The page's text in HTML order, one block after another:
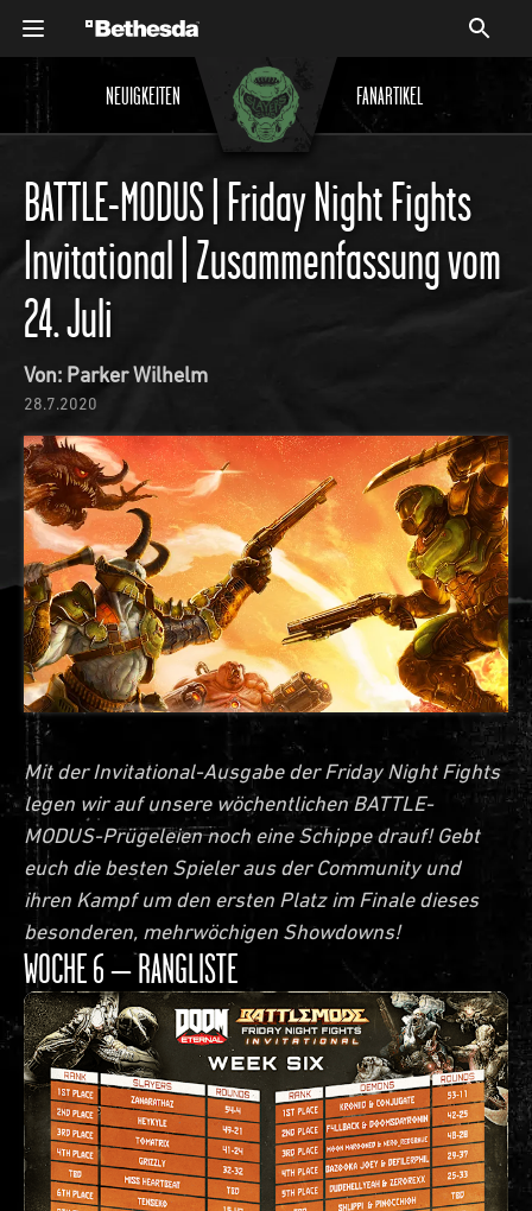
NEUIGKEITEN FANARTIKEL
BATTLE-MODUS | Friday Night Fights
Invitational | Zusammenfassung vom
24. Juli
Von: Parker Wilhelm
28.7.2020
Mit der Invitational-Ausgabe der Friday Night Fights
legen wir auf unsere wöchentlichen BATTLE-
MODUS-Prügeleien noch eine Schippe drauf! Gebt
euch die besten Spieler aus der Community und
ihren Kampf um den ersten Platz im Finale dieses
besonderen, mehrwöchigen Showdowns!
WOCHE 6 – RANGLISTE